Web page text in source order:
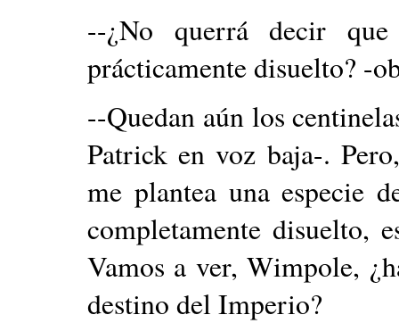
--¿No querrá decir
prácticamente disuelto? -
--Quedan aún los
Patrick en voz baja-.
me plantea una especie
completamente disuelto,
Vamos a ver, Wimpole,
destino del Imperio?